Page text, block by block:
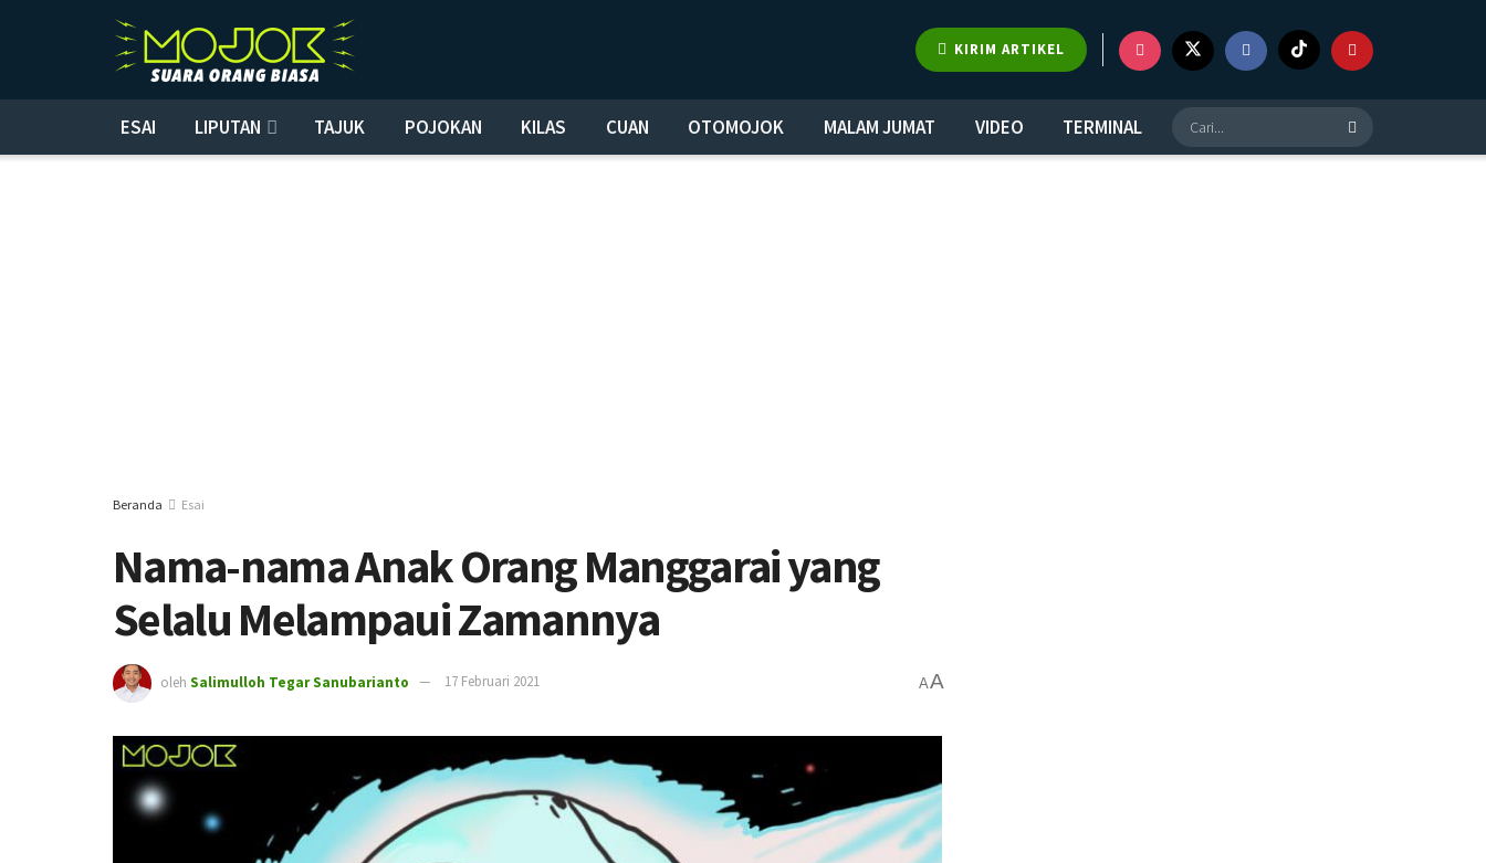
KIRIM ARTIKEL
ESAI LIPUTAN TAJUK POJOKAN KILAS CUAN OTOMOJOK MALAM JUMAT VIDEO TERMINAL
Beranda Esai
Nama-nama Anak Orang Manggarai yang
Selalu Melampaui Zamannya
oleh Salimulloh Tegar Sanubarianto 17 Februari 2021 AA